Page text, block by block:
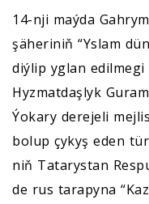
14-nji maýda
şäheriniň “Yslam
diýlip yglan edilmegi
Hyzmatdaşlyk
Ýokary derejeli
bolup çykyş eden
niň Tatarystan
de rus tarapyna